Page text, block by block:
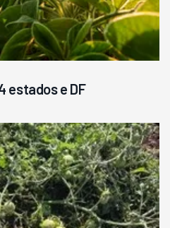
estados e DF